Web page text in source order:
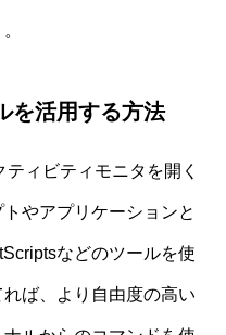
を活用する方法
ィビティモニタを開く
やアプリケーションと
などのツールを使
ば、より自由度の高い